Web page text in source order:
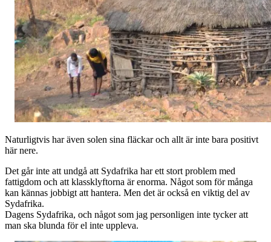
Naturligtvis har även solen sina fläckar och allt är inte bara positivt
här nere.
Det går inte att undgå att Sydafrika har ett stort problem med
fattigdom och att klassklyftorna är enorma. Något som för många
kan kännas jobbigt att hantera. Men det är också en viktig del av
Sydafrika.
Dagens Sydafrika, och något som jag personligen inte tycker att
man ska blunda för el inte uppleva.